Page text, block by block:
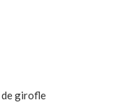
de girofle